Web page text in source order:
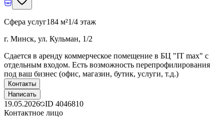
Сфера услуг184 м²1/4 этаж
г. Минск, ул. Кульман, 1/2
Сдается в аренду коммерческое помещение в БЦ "IT max" с
отдельным входом. Есть возможность перепрофилирования
под ваш бизнес (офис, магазин, бутик, услуги, т.д.)
Контакты
Написать
19.05.2026 ID 4046810
Контактное лицо